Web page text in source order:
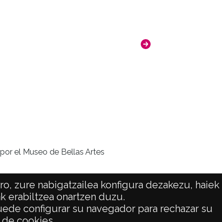
zure nabigatzailea konfigura dezakezu, haiek
erabiltzea onartzen duzu.
configurar su navegador para rechazar su
el Museo de Bellas Artes
ATENCIÓN CIUDADANA